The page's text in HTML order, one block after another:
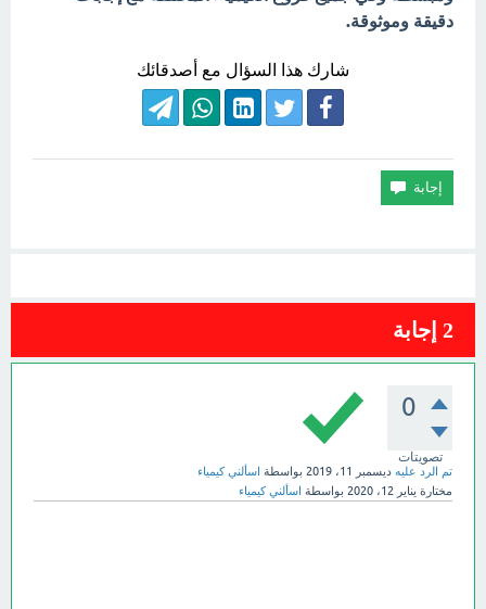
دقيقة وموثوقة.
شارك هذا السؤال مع أصدقائك
2 إجابة
0
تصويتات
تم الرد عليه ديسمبر 11، 2019 بواسطة اسألني كيمياء
مختارة يناير 12، 2020 بواسطة اسألني كيمياء